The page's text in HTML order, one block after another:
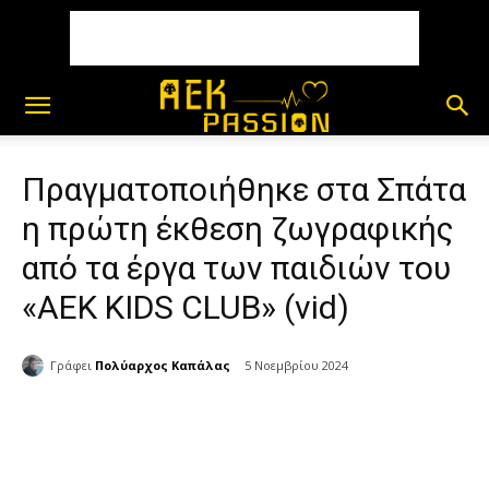
Πραγματοποιήθηκε στα Σπάτα
η πρώτη έκθεση ζωγραφικής
από τα έργα των παιδιών του
«AEK KIDS CLUB» (vid)
Γράφει Πολύαρχος Καπάλας 5 Νοεμβρίου 2024